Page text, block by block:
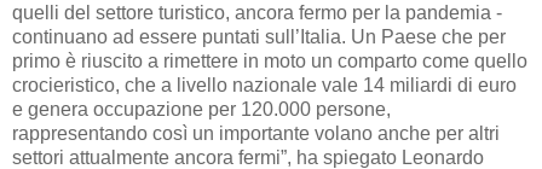
quelli del settore turistico, ancora fermo per la pandemia -
continuano ad essere puntati sull’Italia. Un Paese che per
primo è riuscito a rimettere in moto un comparto come quello
crocieristico, che a livello nazionale vale 14 miliardi di euro
e genera occupazione per 120.000 persone,
rappresentando così un importante volano anche per altri
settori attualmente ancora fermi”, ha spiegato Leonardo